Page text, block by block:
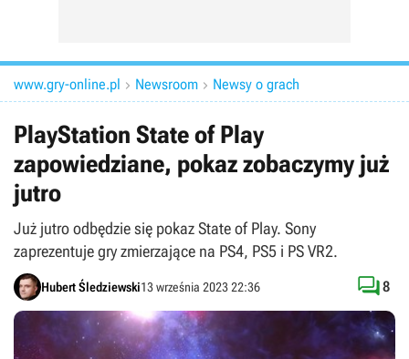
www.gry-online.pl  Newsroom  Newsy o grach
PlayStation State of Play
zapowiedziane, pokaz zobaczymy już
jutro
Już jutro odbędzie się pokaz State of Play. Sony
zaprezentuje gry zmierzające na PS4, PS5 i PS VR2.
Hubert Śledziewski13 września 2023 22:36 8